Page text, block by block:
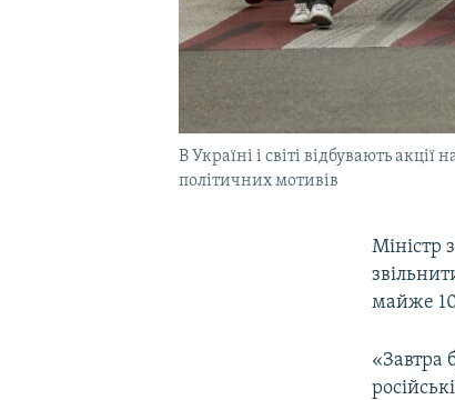
В Україні і світі відбувають
політичних мотивів
Міністр
майже
«Завтра